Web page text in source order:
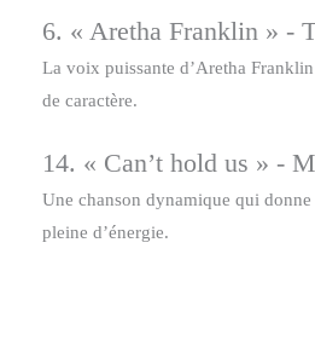
6. « Aretha Franklin » -
La voix puissante d’Aretha
de caractère.
14. « Can’t hold us » -
Une chanson dynamique qui donne
pleine d’énergie.